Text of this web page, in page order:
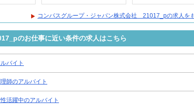
コンパスグループ・ジャパン株式会社 21017_pの求人を
のお仕事に近い条件の求人はこちら
バイト
師のアルバイト
活躍中のアルバイト